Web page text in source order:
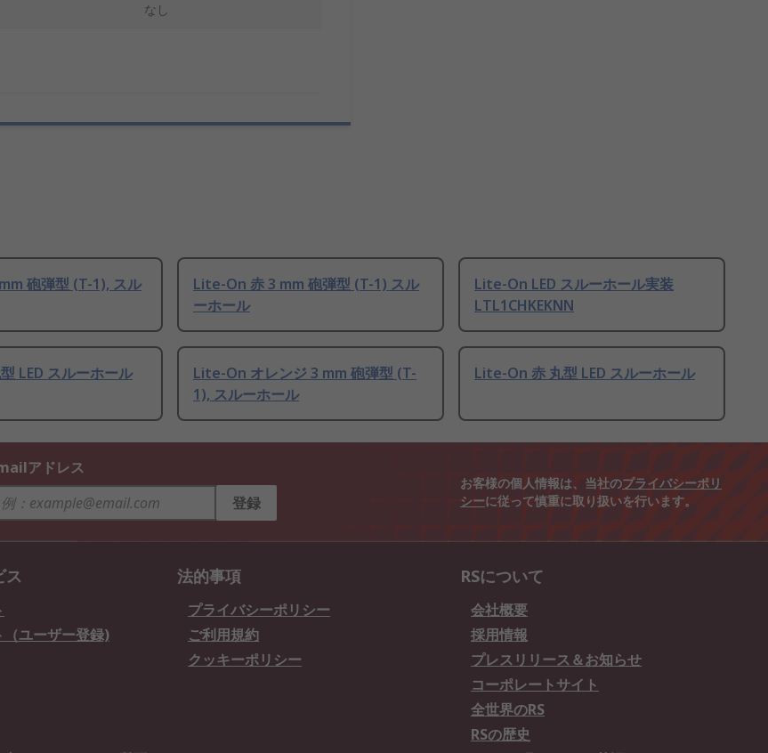
なし
砲弾型 (T-1), スル
Lite-On 赤 3 mm 砲弾型 (T-1) スル
ーホール
Lite-On LED スルーホール実装
LTL1CHKEKNN
LED スルーホール
Lite-On オレンジ 3 mm 砲弾型 (T-
1), スルーホール
Lite-On 赤 丸型 LED スルーホール
アドレス
登録
お客様の個人情報は、当社のプライバシーポリ
シーに従って慎重に取り扱いを行います。
ス
ユーザー登録)
法的事項
プライバシーポリシー
ご利用規約
クッキーポリシー
RSについて
会社概要
採用情報
プレスリリース＆お知らせ
コーポレートサイト
全世界のRS
RSの歴史